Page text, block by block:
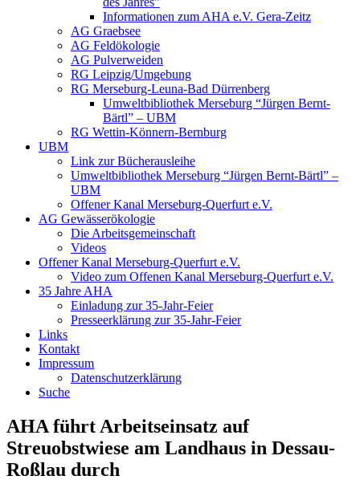
Informationen zum AHA e.V. Gera-Zeitz
AG Graebsee
AG Feldökologie
AG Pulverweiden
RG Leipzig/Umgebung
RG Merseburg-Leuna-Bad Dürrenberg
Umweltbibliothek Merseburg “Jürgen Bernt-
Bärtl” – UBM
RG Wettin-Könnern-Bernburg
UBM
Link zur Bücherausleihe
Umweltbibliothek Merseburg “Jürgen Bernt-Bärtl” –
UBM
Offener Kanal Merseburg-Querfurt e.V.
AG Gewässerökologie
Die Arbeitsgemeinschaft
Videos
Offener Kanal Merseburg-Querfurt e.V.
Video zum Offenen Kanal Merseburg-Querfurt e.V.
35 Jahre AHA
Einladung zur 35-Jahr-Feier
Presseerklärung zur 35-Jahr-Feier
Links
Kontakt
Impressum
Datenschutzerklärung
Suche
AHA führt Arbeitseinsatz auf
Streuobstwiese am Landhaus in Dessau-
Roßlau durch